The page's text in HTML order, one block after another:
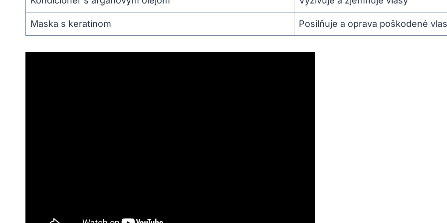
Maska s keratínom Posilňuje a oprava poškodené